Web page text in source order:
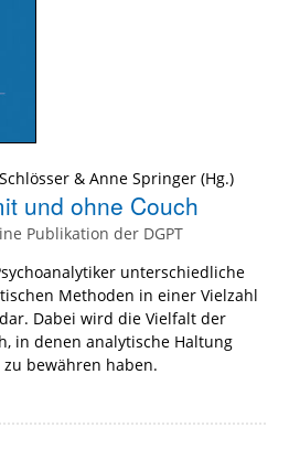
& Anne Springer (Hg.)
und ohne Couch
Publikation der DGPT
unterschiedliche
Methoden in einer Vielzahl
Dabei wird die Vielfalt der
in denen analytische Haltung
bewähren haben.